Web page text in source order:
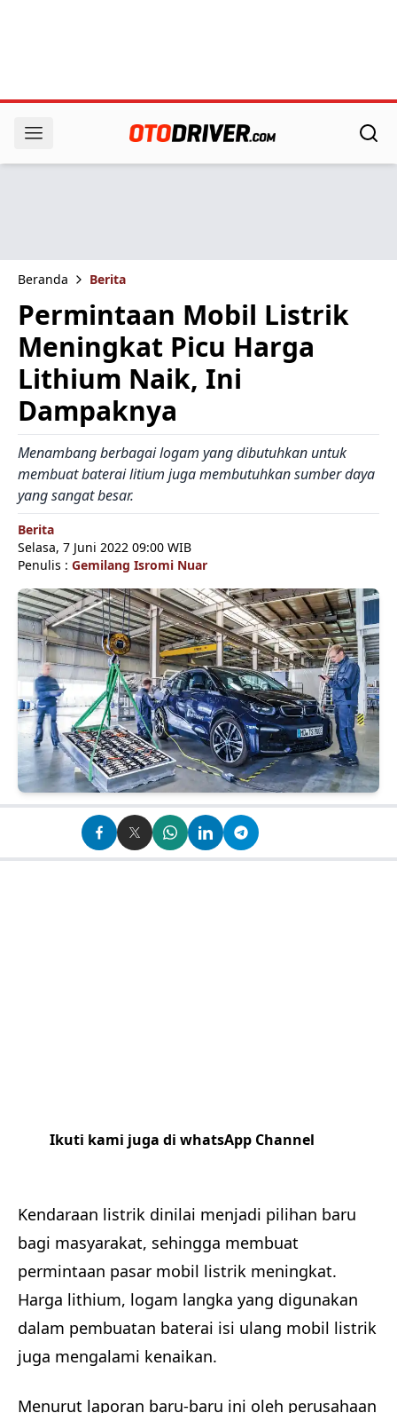
Beranda Berita
Permintaan Mobil Listrik
Meningkat Picu Harga
Lithium Naik, Ini
Dampaknya
Menambang berbagai logam yang dibutuhkan untuk
membuat baterai litium juga membutuhkan sumber daya
yang sangat besar.
Berita
Selasa, 7 Juni 2022 09:00 WIB
Penulis : Gemilang Isromi Nuar
Ikuti kami juga di whatsApp Channel
Kendaraan listrik dinilai menjadi pilihan baru
bagi masyarakat, sehingga membuat
permintaan pasar mobil listrik meningkat.
Harga lithium, logam langka yang digunakan
dalam pembuatan baterai isi ulang mobil listrik
juga mengalami kenaikan.
Menurut laporan baru-baru ini oleh perusahaan